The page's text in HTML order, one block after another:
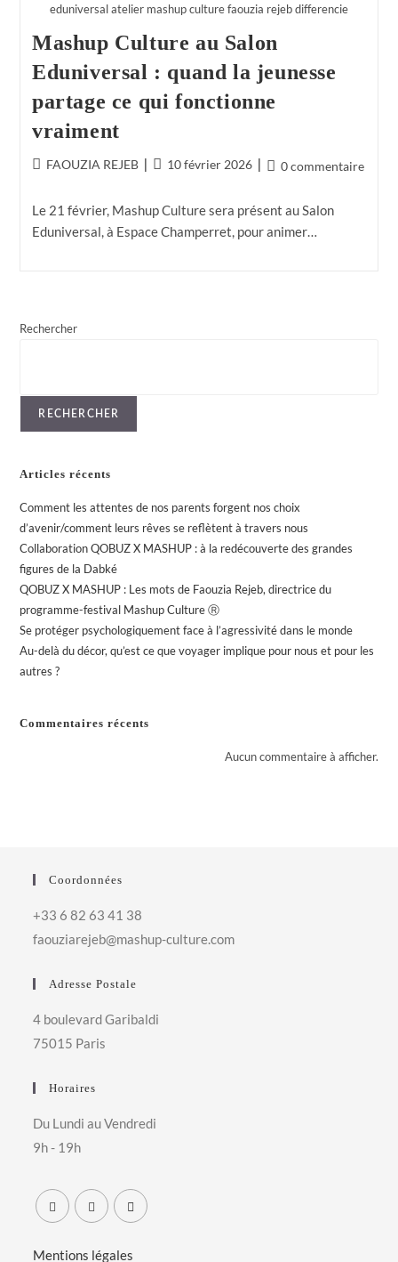
eduniversal atelier mashup culture faouzia rejeb differencie
Mashup Culture au Salon
Eduniversal : quand la jeunesse
partage ce qui fonctionne
vraiment
FAOUZIA REJEB 10 février 2026 0 commentaire
Le 21 février, Mashup Culture sera présent au Salon
Eduniversal, à Espace Champerret, pour animer…
Rechercher
RECHERCHER
Articles récents
Comment les attentes de nos parents forgent nos choix
d’avenir/comment leurs rêves se reflètent à travers nous
Collaboration QOBUZ X MASHUP : à la redécouverte des grandes
figures de la Dabké
QOBUZ X MASHUP : Les mots de Faouzia Rejeb, directrice du
programme-festival Mashup Culture Ⓡ
Se protéger psychologiquement face à l’agressivité dans le monde
Au-delà du décor, qu’est ce que voyager implique pour nous et pour les
autres ?
Commentaires récents
Aucun commentaire à afficher.
Coordonnées
+33 6 82 63 41 38
faouziarejeb@mashup-culture.com​
Adresse Postale
4 boulevard Garibaldi
75015 Paris
Horaires
Du Lundi au Vendredi
9h - 19h
Mentions légales